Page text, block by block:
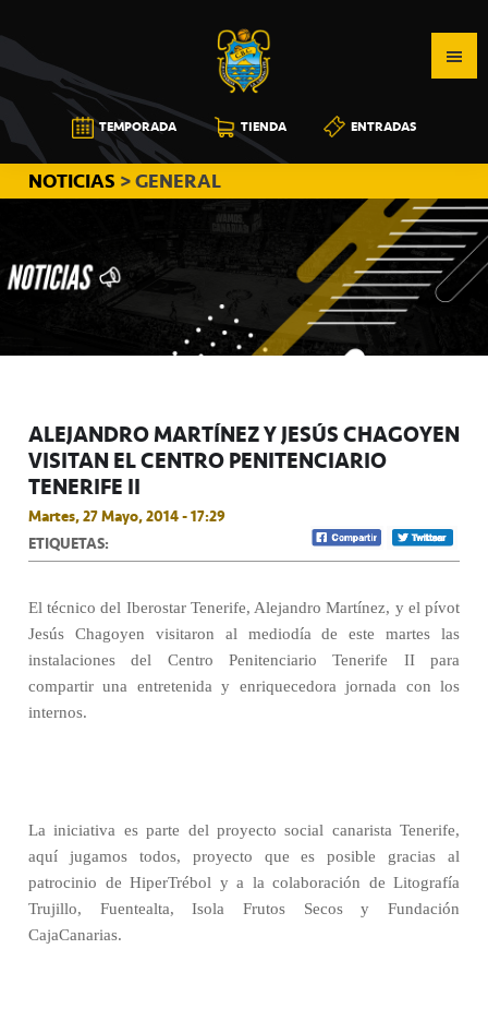
a
la
navegación
principal
al
contenido
principal
a
la
barra
lateral
principal
CB
CANARIAS
TEMPORADA TIENDA ENTRADAS
NOTICIAS > GENERAL
ALEJANDRO MARTÍNEZ Y JESÚS CHAGOYEN
VISITAN EL CENTRO PENITENCIARIO
TENERIFE II
Martes, 27 Mayo, 2014 - 17:29
ETIQUETAS:
El técnico del Iberostar Tenerife, Alejandro Martínez, y el pívot
Jesús Chagoyen visitaron al mediodía de este martes las
instalaciones del Centro Penitenciario Tenerife II para
compartir una entretenida y enriquecedora jornada con los
internos.
La iniciativa es parte del proyecto social canarista Tenerife,
aquí jugamos todos, proyecto que es posible gracias al
patrocinio de HiperTrébol y a la colaboración de Litografía
Trujillo, Fuentealta, Isola Frutos Secos y Fundación
CajaCanarias.